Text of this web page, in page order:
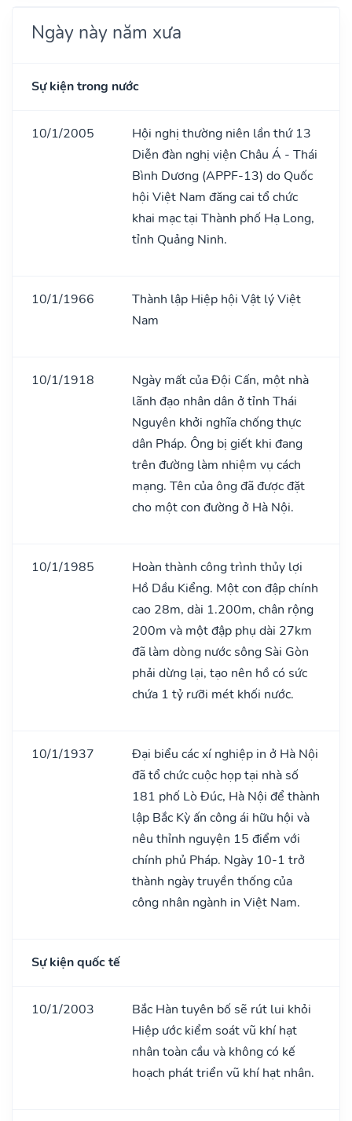
Ngày này năm xưa
Sự kiện trong nước
10/1/2005
Hội nghị thường niên lần thứ 13
Diễn đàn nghị viện Châu Á - Thái
Bình Dương (APPF-13) do Quốc
hội Việt Nam đăng cai tổ chức
khai mạc tại Thành phố Hạ Long,
tỉnh Quảng Ninh.
10/1/1966
Thành lập Hiệp hội Vật lý Việt
Nam
10/1/1918
Ngày mất của Đội Cấn, một nhà
lãnh đạo nhân dân ở tỉnh Thái
Nguyên khởi nghĩa chống thực
dân Pháp. Ông bị giết khi đang
trên đường làm nhiệm vụ cách
mạng. Tên của ông đã được đặt
cho một con đường ở Hà Nội.
10/1/1985
Hoàn thành công trình thủy lợi
Hồ Dầu Kiểng. Một con đập chính
cao 28m, dài 1.200m, chân rộng
200m và một đập phụ dài 27km
đã làm dòng nước sông Sài Gòn
phải dừng lại, tạo nên hồ có sức
chứa 1 tỷ rưỡi mét khối nước.
10/1/1937
Đại biểu các xí nghiệp in ở Hà Nội
đã tổ chức cuộc họp tại nhà số
181 phố Lò Đúc, Hà Nội để thành
lập Bắc Kỳ ấn công ái hữu hội và
nêu thỉnh nguyện 15 điểm với
chính phủ Pháp. Ngày 10-1 trở
thành ngày truyền thống của
công nhân ngành in Việt Nam.
Sự kiện quốc tế
10/1/2003
Bắc Hàn tuyên bố sẽ rút lui khỏi
Hiệp ước kiểm soát vũ khí hạt
nhân toàn cầu và không có kế
hoạch phát triển vũ khí hạt nhân.